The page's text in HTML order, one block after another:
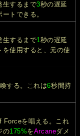
生するまで3秒の遅延
トできる。
生するまで1秒の遅延
使用すると、元の使
する。これは6秒間持
Forceを唱える。これ
の175%をArcaneダメ